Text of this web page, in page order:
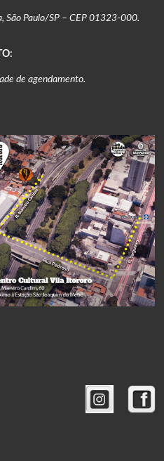
São Paulo/SP – CEP 01323-000.
de agendamento.